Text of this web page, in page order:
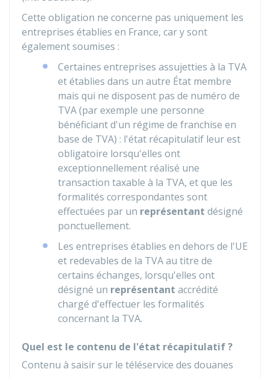
Cette obligation ne concerne pas uniquement les
entreprises établies en France, car y sont
également soumises :
Certaines entreprises assujetties à la TVA
et établies dans un autre État membre
mais qui ne disposent pas de numéro de
TVA (par exemple une personne
bénéficiant d'un régime de franchise en
base de TVA) : l'état récapitulatif leur est
obligatoire lorsqu'elles ont
exceptionnellement réalisé une
transaction taxable à la TVA, et que les
formalités correspondantes sont
effectuées par un représentant désigné
ponctuellement.
Les entreprises établies en dehors de l'UE
et redevables de la TVA au titre de
certains échanges, lorsqu'elles ont
désigné un représentant accrédité
chargé d'effectuer les formalités
concernant la TVA.
Quel est le contenu de l'état récapitulatif ?
Contenu à saisir sur le téléservice des douanes